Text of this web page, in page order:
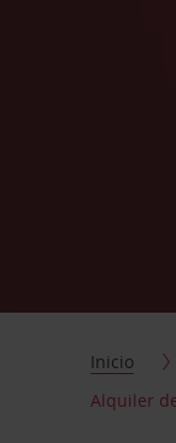
Inicio
Alquiler